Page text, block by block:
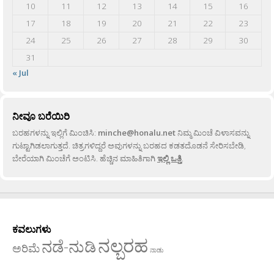
10
11 12 13 14 15
16
17
18 19 20 21 22
23
24
25 26 27 28 29
30
31
« Jul
ನೀವೂ ಬರೆಯಿರಿ
ಬರಹಗಳನ್ನು ಇಲ್ಲಿಗೆ ಮಿಂಚಿಸಿ: minche@honalu.netನಿಮ್ಮ ಮಿಂಚೆ ವಿಳಾಸವನ್ನು
ಗುಟ್ಟಾಗಿಡಲಾಗುತ್ತದೆ. ಚಿತ್ರಗಳಿದ್ದರೆ ಅವುಗಳನ್ನು ಬರಹದ ಕಡತದೊಡನೆ ಸೇರಿಸಬೇಡಿ,
ಬೇರೆಯಾಗಿ ಮಿಂಚೆಗೆ ಅಂಟಿಸಿ. ಹೆಚ್ಚಿನ ಮಾಹಿತಿಗಾಗಿಇಲ್ಲಿ ಒತ್ತಿ.
ಕವಲುಗಳು
ಅರಿಮೆನಡೆ-ನುಡಿನಲ್ಬರಹ ನಾಡು